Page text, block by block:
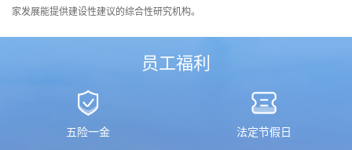
家发展能提供建设性建议的综合性研究机构。
员工福利
五险一金 法定节假日